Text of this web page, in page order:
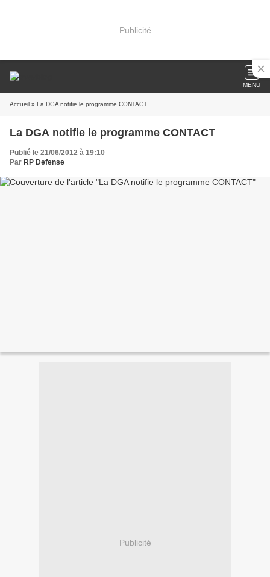
Publicité
MENU
Accueil » La DGA notifie le programme CONTACT
La DGA notifie le programme CONTACT
Publié le 21/06/2012 à 19:10
Par RP Defense
Publicité